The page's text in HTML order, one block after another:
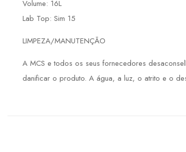
Volume: 16L
Lab Top: Sim 15
LIMPEZA/MANUTENÇÃO
A MCS e todos os seus fornecedores
danificar o produto. A água, a luz, o atrito e o